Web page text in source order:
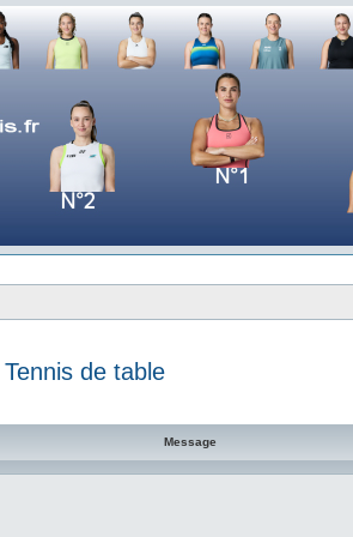
Tennis de table
Message